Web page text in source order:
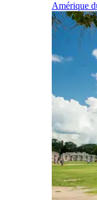
Amérique